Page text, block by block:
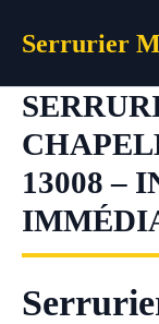
Serrurier
13008 –